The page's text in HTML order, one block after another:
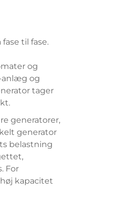
til fase.
og
anlæg og
tager
generatorer,
generator
belastning
For
kapacitet